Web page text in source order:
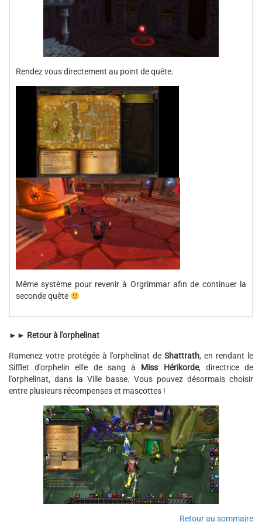
Rendez vous directement au point de quête.
Même système pour revenir à Orgrimmar afin de continuer la
seconde quête
►► Retour à l'orphelinat
Ramenez votre protégée à l'orphelinat de Shattrath, en rendant le
Sifflet d'orphelin elfe de sang à Miss Hérikorde, directrice de
l'orphelinat, dans la Ville basse. Vous pouvez désormais choisir
entre plusieurs récompenses et mascottes !
Retour au sommaire